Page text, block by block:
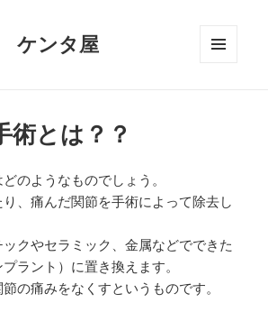
ケンタ屋
術とは？？
のようなものでしょう。
、痛んだ関節を手術によって除去し
クやセラミック、金属などでできた
ラント）に置き換えます。
の痛みをなくすというものです。